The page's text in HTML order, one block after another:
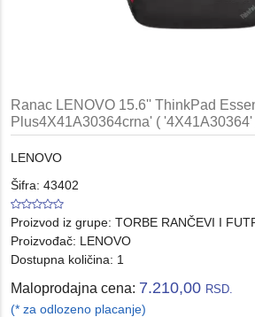
Ranac LENOVO 15.6'' ThinkPad
Plus4X41A30364crna' ( '4X41A30364'
LENOVO
Šifra: 43402
Proizvod iz grupe: TORBE RANČEVI I
Proizvođač: LENOVO
Dostupna količina: 1
Maloprodajna cena: 7.210,00 RSD.
(* za odlozeno placanje)